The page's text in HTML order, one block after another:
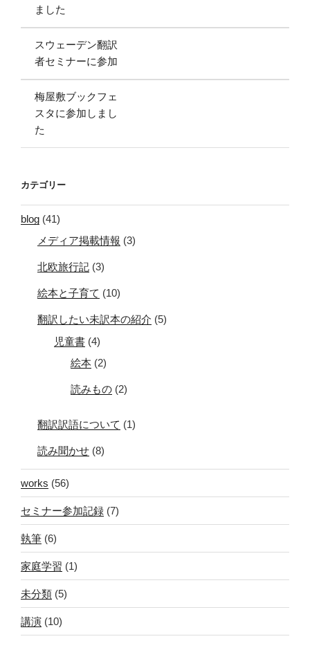
ました
スウェーデン翻訳
者セミナーに参加
梅屋敷ブックフェ
スタに参加しまし
た
カテゴリー
blog (41)
メディア掲載情報 (3)
北欧旅行記 (3)
絵本と子育て (10)
翻訳したい未訳本の紹介 (5)
児童書 (4)
絵本 (2)
読みもの (2)
翻訳訳語について (1)
読み聞かせ (8)
works (56)
セミナー参加記録 (7)
執筆 (6)
家庭学習 (1)
未分類 (5)
講演 (10)